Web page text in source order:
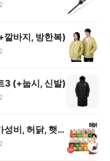
깔바지, 방한복)
3 (+눕시, 신발)
닭가슴살 추천 베스트3 (+ 가성비, 허닭, 햇살닭)